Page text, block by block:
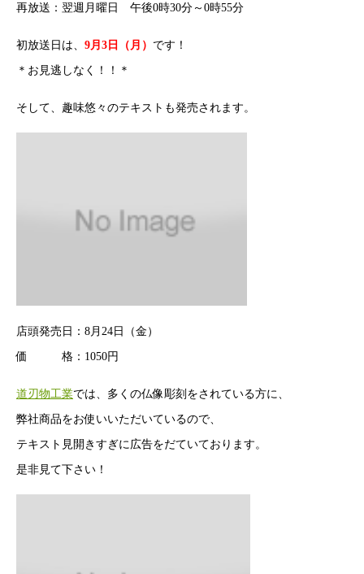
再放送：翌週月曜日 午後0時30分～0時55分
初放送日は、 9月3日（月） です！
＊お見逃しなく！！＊
そして、趣味悠々のテキストも発売されます。
店頭発売日：8月24日（金）
価 格：1050円
道刃物工業では、多くの仏像彫刻をされている方に、
弊社商品をお使いいただいているので、
テキスト見開きすぎに広告をだていております。
是非見て下さい！